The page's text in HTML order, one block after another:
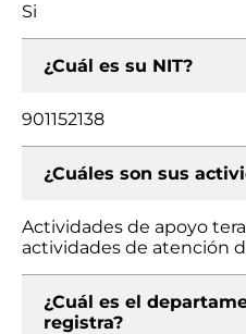
Si
¿Cuál es su NIT?
901152138
¿Cuáles son sus
Actividades de apoyo
actividades de atención
¿Cuál es el
registra?